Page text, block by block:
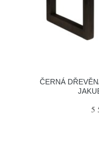
ČERNÁ
5